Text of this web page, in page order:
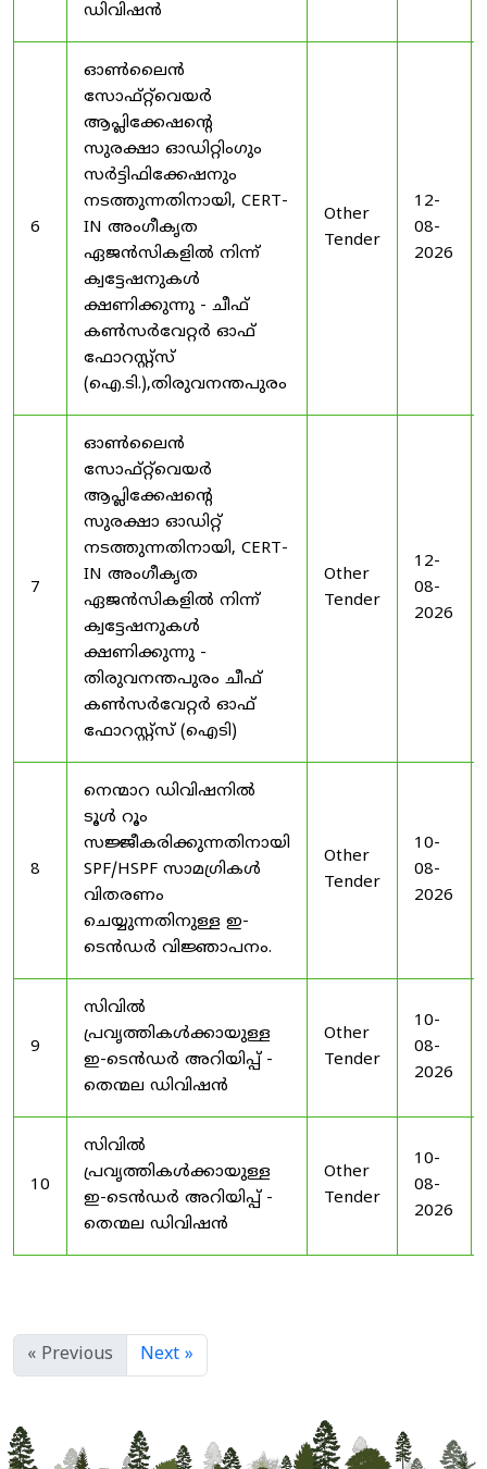
ഡിവിഷൻ
6
ഓൺലൈൻ
സോഫ്റ്റ്‌വെയർ
ആപ്ലിക്കേഷന്റെ
സുരക്ഷാ ഓഡിറ്റിംഗും
സർട്ടിഫിക്കേഷനും
നടത്തുന്നതിനായി, CERT-
IN അംഗീകൃത
ഏജൻസികളിൽ നിന്ന്
ക്വട്ടേഷനുകൾ
ക്ഷണിക്കുന്നു - ചീഫ്
കൺസർവേറ്റർ ഓഫ്
ഫോറസ്റ്റ്സ്
(ഐ.ടി.),തിരുവനന്തപുരം
Other
Tender
12-
08-
2026
7
ഓൺലൈൻ
സോഫ്റ്റ്‌വെയർ
ആപ്ലിക്കേഷന്റെ
സുരക്ഷാ ഓഡിറ്റ്
നടത്തുന്നതിനായി, CERT-
IN അംഗീകൃത
ഏജൻസികളിൽ നിന്ന്
ക്വട്ടേഷനുകൾ
ക്ഷണിക്കുന്നു -
തിരുവനന്തപുരം ചീഫ്
കൺസർവേറ്റർ ഓഫ്
ഫോറസ്റ്റ്സ് (ഐടി)
Other
Tender
12-
08-
2026
8
നെന്മാറ ഡിവിഷനിൽ
ടൂൾ റൂം
സജ്ജീകരിക്കുന്നതിനായി
SPF/HSPF സാമഗ്രികൾ
വിതരണം
ചെയ്യുന്നതിനുള്ള ഇ-
ടെൻഡർ വിജ്ഞാപനം.
Other
Tender
10-
08-
2026
9
സിവിൽ
പ്രവൃത്തികൾക്കായുള്ള
ഇ-ടെൻഡർ അറിയിപ്പ് -
തെന്മല ഡിവിഷൻ
Other
Tender
10-
08-
2026
10
സിവിൽ
പ്രവൃത്തികൾക്കായുള്ള
ഇ-ടെൻഡർ അറിയിപ്പ് -
തെന്മല ഡിവിഷൻ
Other
Tender
10-
08-
2026
« Previous Next »